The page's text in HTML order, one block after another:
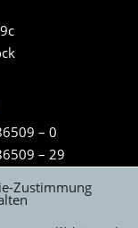
Zustimmung
– 0
– 29